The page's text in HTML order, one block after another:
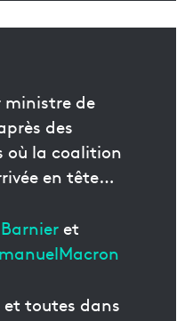
ministre de
des
où la coalition
en tête…
et
et toutes dans